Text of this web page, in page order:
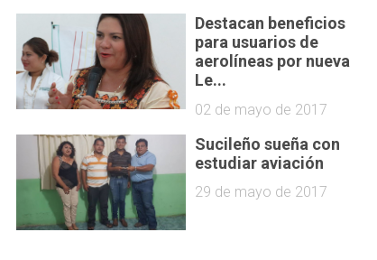
Destacan beneficios
para usuarios de
aerolíneas por nueva
Le...
02 de mayo de 2017
Sucileño sueña con
estudiar aviación
29 de mayo de 2017